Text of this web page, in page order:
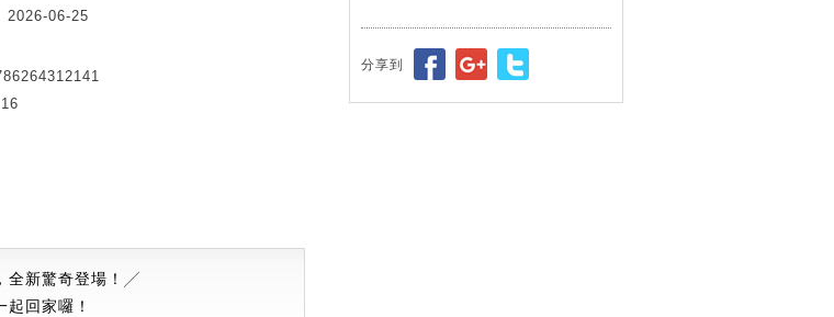
2026-06-25
分享到
新驚奇登場！ ╱
回家囉！